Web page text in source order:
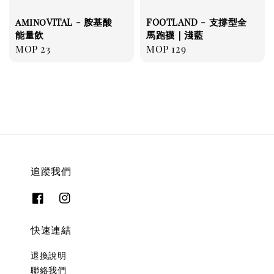
aminoVITAL - 胺基酸
能量飲
Regular
MOP 23
FOOTLAND - 支撐型全
馬跑襪｜淺藍
Regular
MOP 129
追蹤我們
快速連結
退換說明
聯絡我們